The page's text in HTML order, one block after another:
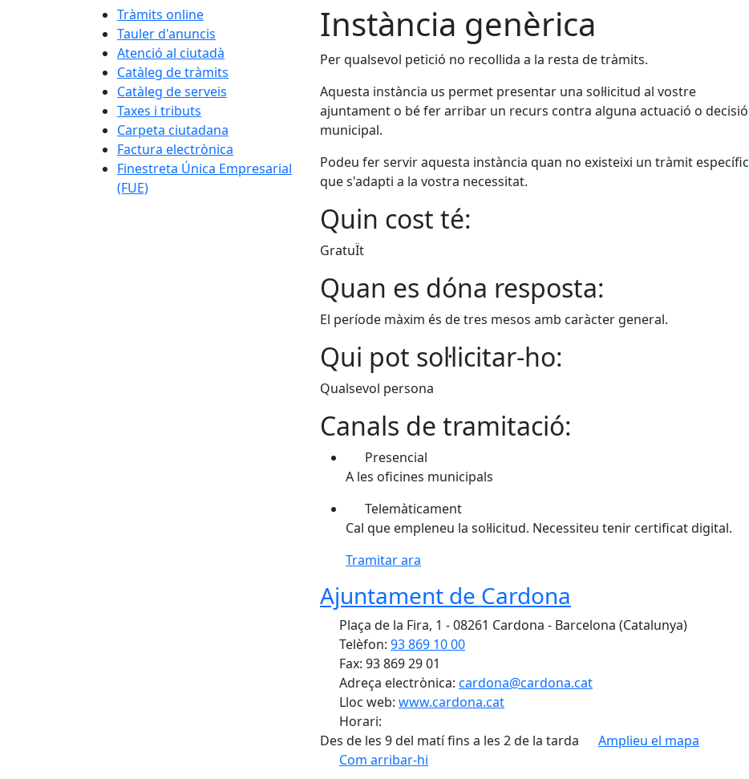
Tràmits online
Tauler d'anuncis
Atenció al ciutadà
Catàleg de tràmits
Catàleg de serveis
Taxes i tributs
Carpeta ciutadana
Factura electrònica
Finestreta Única Empresarial
(FUE)
Instància genèrica
Per qualsevol petició no recollida a la resta de tràmits.
Aquesta instància us permet presentar una sol·licitud al vostre
ajuntament o bé fer arribar un recurs contra alguna actuació o decisió
municipal.
Podeu fer servir aquesta instància quan no existeixi un tràmit específic
que s'adapti a la vostra necessitat.
Quin cost té:
GratuÏt
Quan es dóna resposta:
El període màxim és de tres mesos amb caràcter general.
Qui pot sol·licitar-ho:
Qualsevol persona
Canals de tramitació:
Presencial
A les oficines municipals
Telemàticament
Cal que empleneu la sol·licitud. Necessiteu tenir certificat digital.
Tramitar ara
Ajuntament de Cardona
Plaça de la Fira, 1 - 08261 Cardona - Barcelona (Catalunya)
Telèfon: 93 869 10 00
Fax: 93 869 29 01
Adreça electrònica: cardona@cardona.cat
Lloc web: www.cardona.cat
Horari:
Des de les 9 del matí fins a les 2 de la tarda
Amplieu el mapa
Com arribar-hi